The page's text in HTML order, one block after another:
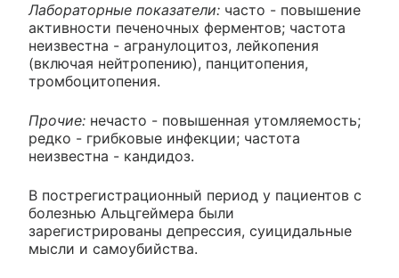
Лабораторные показатели: часто - повышение
активности печеночных ферментов; частота
неизвестна - агранулоцитоз, лейкопения
(включая нейтропению), панцитопения,
тромбоцитопения.
Прочие: нечасто - повышенная утомляемость;
редко - грибковые инфекции; частота
неизвестна - кандидоз.
В пострегистрационный период у пациентов с
болезнью Альцгеймера были
зарегистрированы депрессия, суицидальные
мысли и самоубийства.